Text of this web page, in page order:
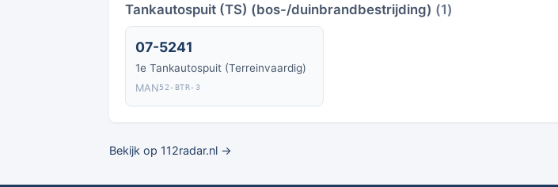
Tankautospuit (TS) (bos-/duinbrandbestrijding) (1)
07-5241
1e Tankautospuit (Terreinvaardig)
MAN52-BTR-3
Bekijk op 112radar.nl →